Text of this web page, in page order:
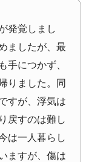
発覚しまし
ましたが、最
手につかず、
りました。同
すが、浮気は
戻すのは難し
は一人暮らし
ますが、傷は